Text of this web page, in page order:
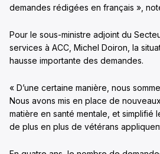
demandes rédigées en français »,
Pour le sous-ministre adjoint du
services à ACC, Michel Doiron, la
hausse importante des demandes.
« D’une certaine manière, nous
Nous avons mis en place de
matière en santé mentale, et simplifié
de plus en plus de vétérans